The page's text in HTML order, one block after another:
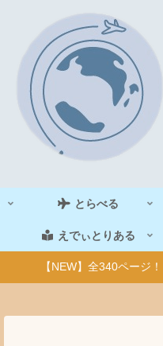
とらべる
えでぃとりある
【NEW】全340ページ